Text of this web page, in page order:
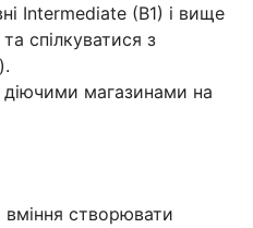
Intermediate (B1) і вище
спілкуватися з
діючими магазинами на
вміння створювати